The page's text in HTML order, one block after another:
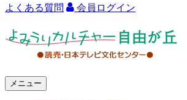
よくある質問 会員ログイン
メニュー